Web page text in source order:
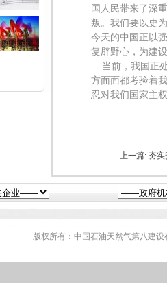
国人民带来了深
叛。我们要以史
今天的中国正以
复辟野心，为建
当前，我国正
方面面都考验着
忍对我们国家主
上一篇: 夯
版权所有：中国石油天然气第八建